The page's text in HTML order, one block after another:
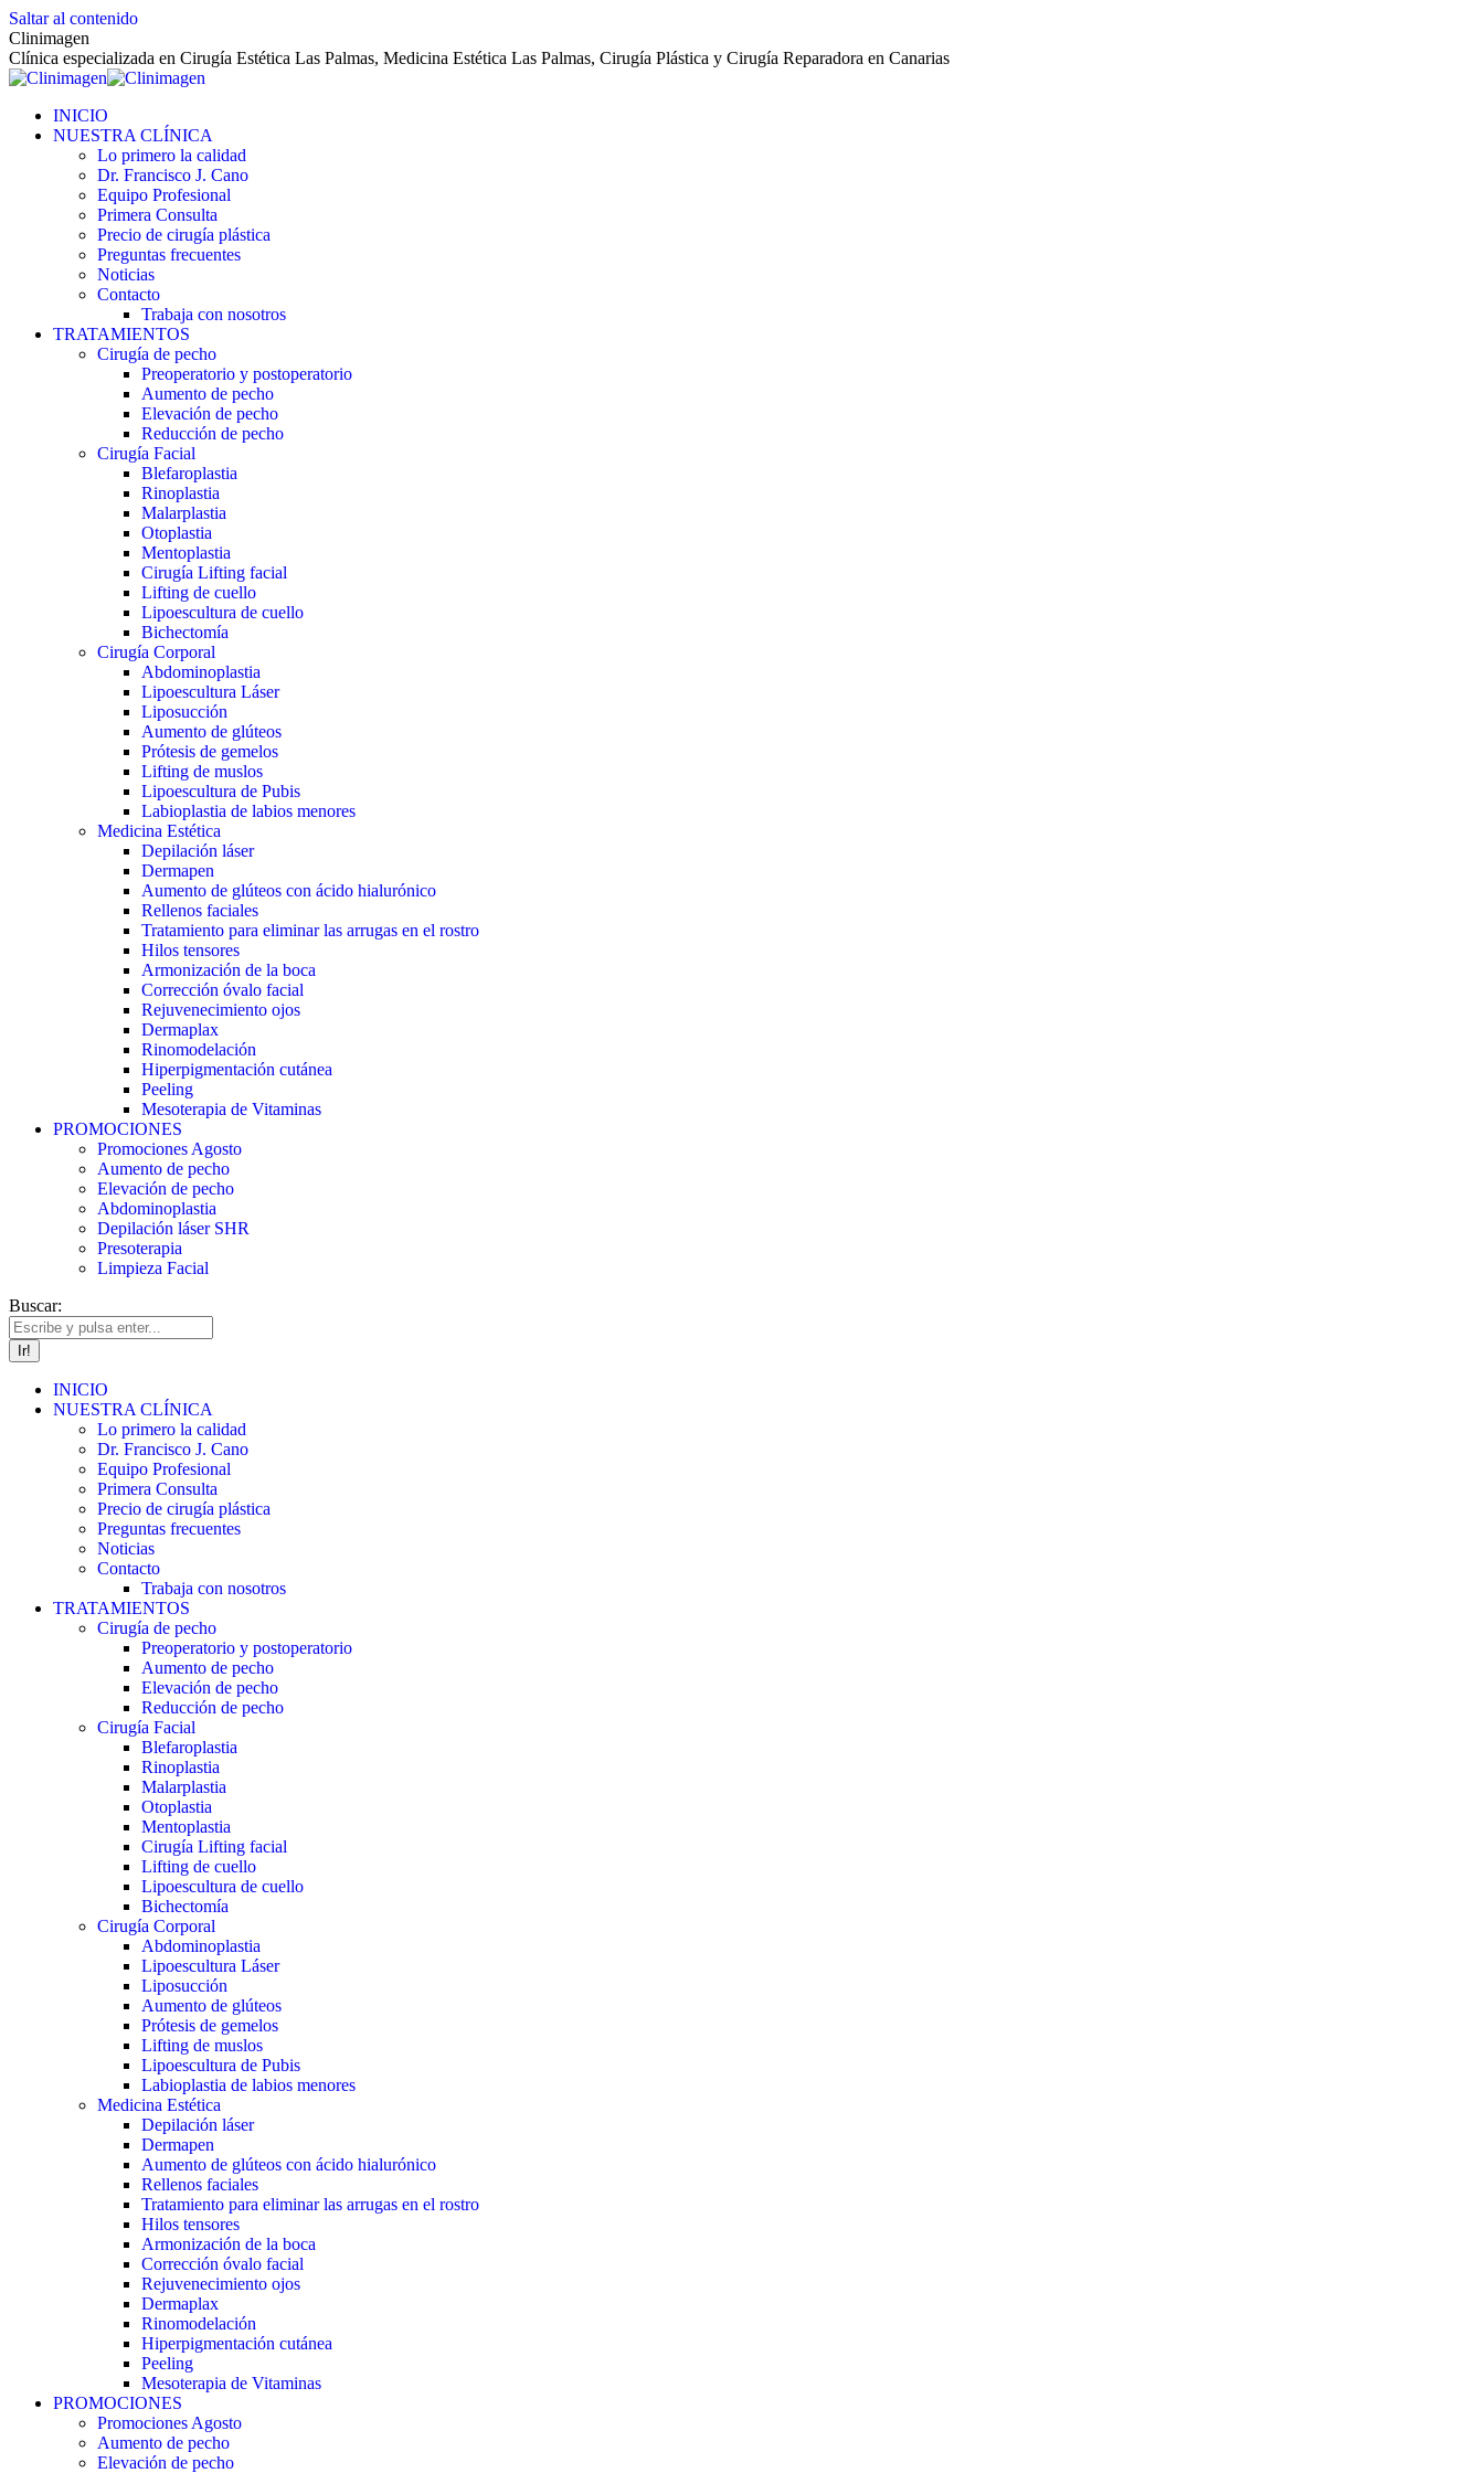
Saltar al contenido
Clinimagen
Clínica especializada en Cirugía Estética Las Palmas, Medicina Estética Las Palmas, Cirugía Plástica y Cirugía Reparadora en Canarias
INICIO
NUESTRA CLÍNICA
Lo primero la calidad
Dr. Francisco J. Cano
Equipo Profesional
Primera Consulta
Precio de cirugía plástica
Preguntas frecuentes
Noticias
Contacto
Trabaja con nosotros
TRATAMIENTOS
Cirugía de pecho
Preoperatorio y postoperatorio
Aumento de pecho
Elevación de pecho
Reducción de pecho
Cirugía Facial
Blefaroplastia
Rinoplastia
Malarplastia
Otoplastia
Mentoplastia
Cirugía Lifting facial
Lifting de cuello
Lipoescultura de cuello
Bichectomía
Cirugía Corporal
Abdominoplastia
Lipoescultura Láser
Liposucción
Aumento de glúteos
Prótesis de gemelos
Lifting de muslos
Lipoescultura de Pubis
Labioplastia de labios menores
Medicina Estética
Depilación láser
Dermapen
Aumento de glúteos con ácido hialurónico
Rellenos faciales
Tratamiento para eliminar las arrugas en el rostro
Hilos tensores
Armonización de la boca
Corrección óvalo facial
Rejuvenecimiento ojos
Dermaplax
Rinomodelación
Hiperpigmentación cutánea
Peeling
Mesoterapia de Vitaminas
PROMOCIONES
Promociones Agosto
Aumento de pecho
Elevación de pecho
Abdominoplastia
Depilación láser SHR
Presoterapia
Limpieza Facial
Buscar:
INICIO
NUESTRA CLÍNICA
Lo primero la calidad
Dr. Francisco J. Cano
Equipo Profesional
Primera Consulta
Precio de cirugía plástica
Preguntas frecuentes
Noticias
Contacto
Trabaja con nosotros
TRATAMIENTOS
Cirugía de pecho
Preoperatorio y postoperatorio
Aumento de pecho
Elevación de pecho
Reducción de pecho
Cirugía Facial
Blefaroplastia
Rinoplastia
Malarplastia
Otoplastia
Mentoplastia
Cirugía Lifting facial
Lifting de cuello
Lipoescultura de cuello
Bichectomía
Cirugía Corporal
Abdominoplastia
Lipoescultura Láser
Liposucción
Aumento de glúteos
Prótesis de gemelos
Lifting de muslos
Lipoescultura de Pubis
Labioplastia de labios menores
Medicina Estética
Depilación láser
Dermapen
Aumento de glúteos con ácido hialurónico
Rellenos faciales
Tratamiento para eliminar las arrugas en el rostro
Hilos tensores
Armonización de la boca
Corrección óvalo facial
Rejuvenecimiento ojos
Dermaplax
Rinomodelación
Hiperpigmentación cutánea
Peeling
Mesoterapia de Vitaminas
PROMOCIONES
Promociones Agosto
Aumento de pecho
Elevación de pecho